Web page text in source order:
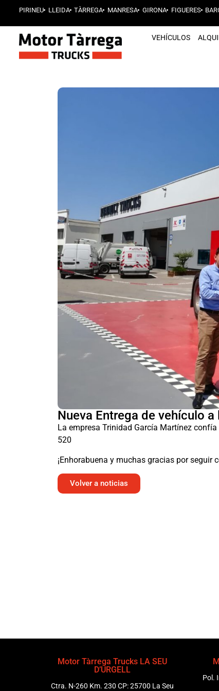
PIRINEU LLEIDA TÀRREGA MANRESA GIRONA FIGUERES
VEHÍCULOS
Nueva Entrega de vehículo
La empresa Trinidad García Martínez
520
¡Enhorabuena y muchas gracias por seguir
Volver a noticias
Motor Tàrrega Trucks LA SEU
D’URGELL
Ctra. N-260 Km. 230 CP: 25700 La Seu
Pol.